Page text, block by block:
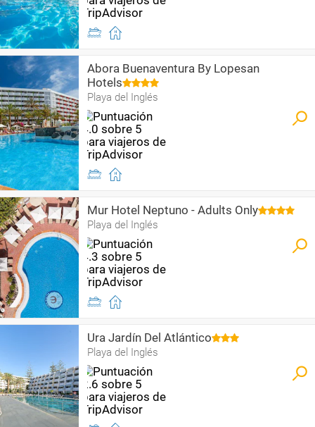
Abora Buenaventura By Lopesan
Hotels
Playa del Inglés
Mur Hotel Neptuno - Adults Only
Playa del Inglés
Ura Jardín Del Atlántico
Playa del Inglés